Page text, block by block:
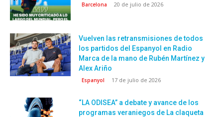
Barcelona 20 de julio de 2026
Vuelven las retransmisiones de todos
los partidos del Espanyol en Radio
Marca de la mano de Rubén Martínez y
Alex Ariño
Espanyol 17 de julio de 2026
“LA ODISEA” a debate y avance de los
programas veraniegos de La claqueta